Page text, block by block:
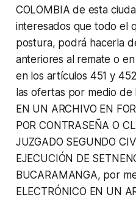
COLOMBIA de esta
interesados que todo el
postura, podrá hacerla
anteriores al remate o
en los artículos 451 y
las ofertas por medio de
EN UN ARCHIVO EN
POR CONTRASEÑA O
JUZGADO SEGUNDO
EJECUCIÓN DE
BUCARAMANGA, por
ELECTRÓNICO EN UN